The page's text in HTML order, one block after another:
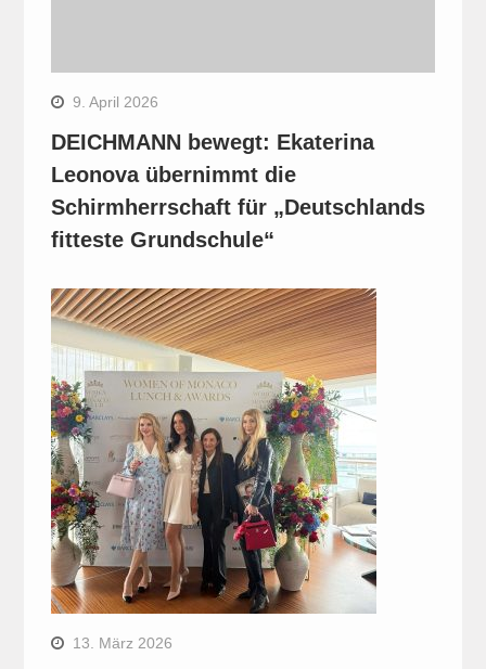
9. April 2026
DEICHMANN bewegt: Ekaterina
Leonova übernimmt die
Schirmherrschaft für „Deutschlands
fitteste Grundschule“
13. März 2026